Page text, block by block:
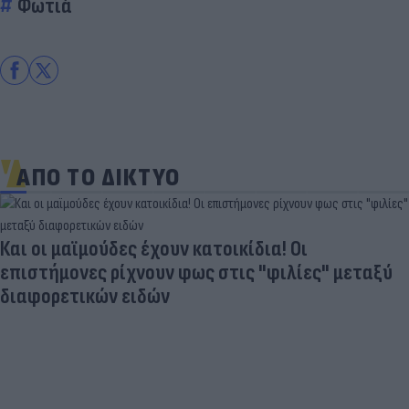
Φωτιά
ΑΠΟ ΤΟ ΔΙΚΤΥΟ
Και οι μαϊμούδες έχουν κατοικίδια! Οι
επιστήμονες ρίχνουν φως στις "φιλίες" μεταξύ
διαφορετικών ειδών